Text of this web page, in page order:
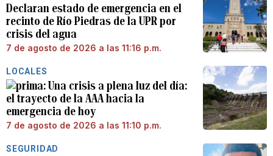
Declaran estado de emergencia en el
recinto de Río Piedras de la UPR por
crisis del agua
7 de agosto de 2026 a las 11:16 p.m.
LOCALES
Una crisis a plena luz del día:
el trayecto de la AAA hacia la
emergencia de hoy
7 de agosto de 2026 a las 11:10 p.m.
SEGURIDAD